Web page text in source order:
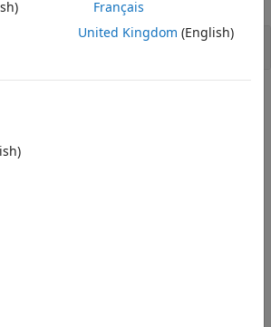
减少数组分配
递给 .NET
in .NET Applications
Français
United Kingdom (English)